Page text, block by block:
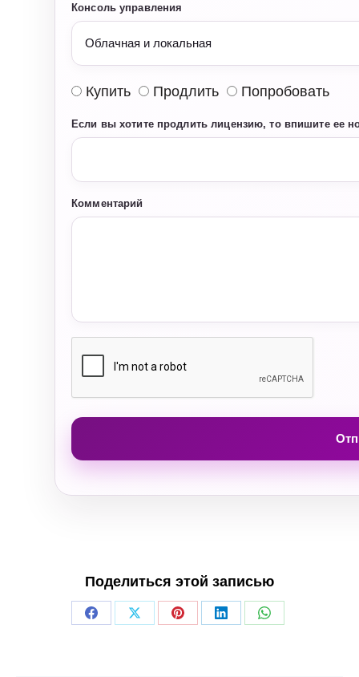
Консоль управления
Купить Продлить Попробовать
Если вы хотите продлить лицензию, то впишите ее
Комментарий
Поделиться этой записью